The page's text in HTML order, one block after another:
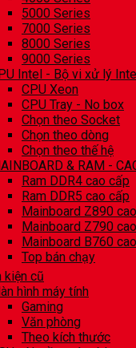
5000 Series
7000 Series
8000 Series
9000 Series
Intel - Bộ vi xử lý
CPU Xeon
CPU Tray - No box
Chọn theo Socket
Chọn theo dòng
Chọn theo thế hệ
& RAM -
Ram DDR4 cao cấp
Ram DDR5 cao cấp
Mainboard Z890
Mainboard Z790
Mainboard B760
Top bán chạy
kiện cũ
hình máy tính
Gaming
Văn phòng
Theo kích thước